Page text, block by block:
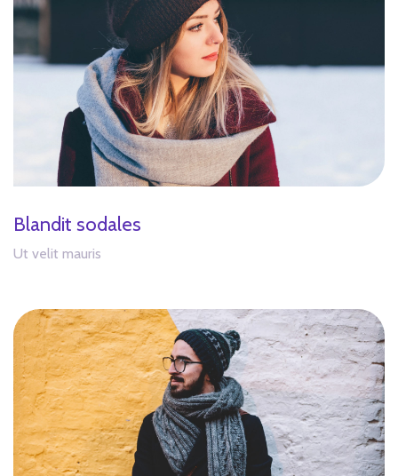
Blandit sodales
Ut velit mauris